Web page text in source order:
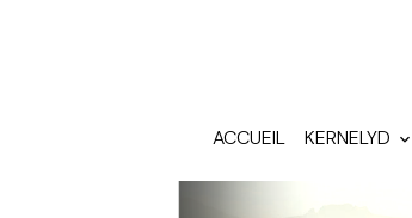
ACCUEIL KERNELYD